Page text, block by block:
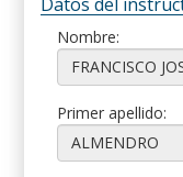
Nombre:
Primer apellido: